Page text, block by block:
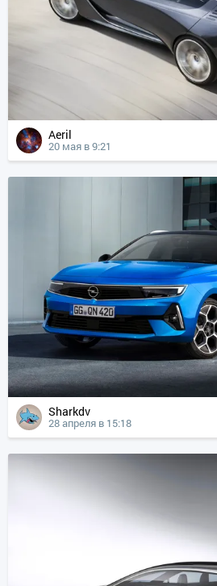
Aeril
20 мая в 9:21
Sharkdv
28 апреля в 15:18